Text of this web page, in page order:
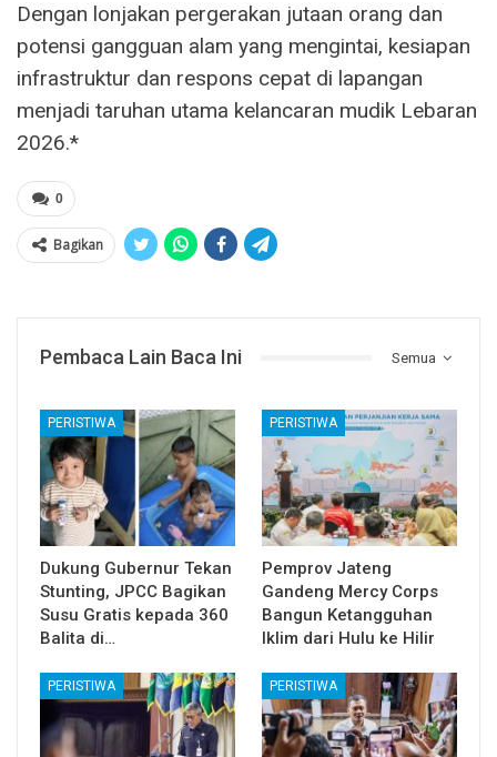
Dengan lonjakan pergerakan jutaan orang dan
potensi gangguan alam yang mengintai, kesiapan
infrastruktur dan respons cepat di lapangan
menjadi taruhan utama kelancaran mudik Lebaran
2026.*
0
Bagikan
Semua
Pembaca Lain Baca Ini
PERISTIWA
Dukung Gubernur Tekan
Stunting, JPCC Bagikan
Susu Gratis kepada 360
Balita di…
PERISTIWA
Pemprov Jateng
Gandeng Mercy Corps
Bangun Ketangguhan
Iklim dari Hulu ke Hilir
PERISTIWA PERISTIWA